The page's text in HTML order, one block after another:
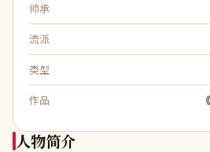
师承
流派
类型
作品
人物简介